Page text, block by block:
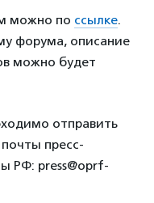
можно по ссылке.
форума, описание
можно будет
отправить
пресс-
РФ: press@oprf-